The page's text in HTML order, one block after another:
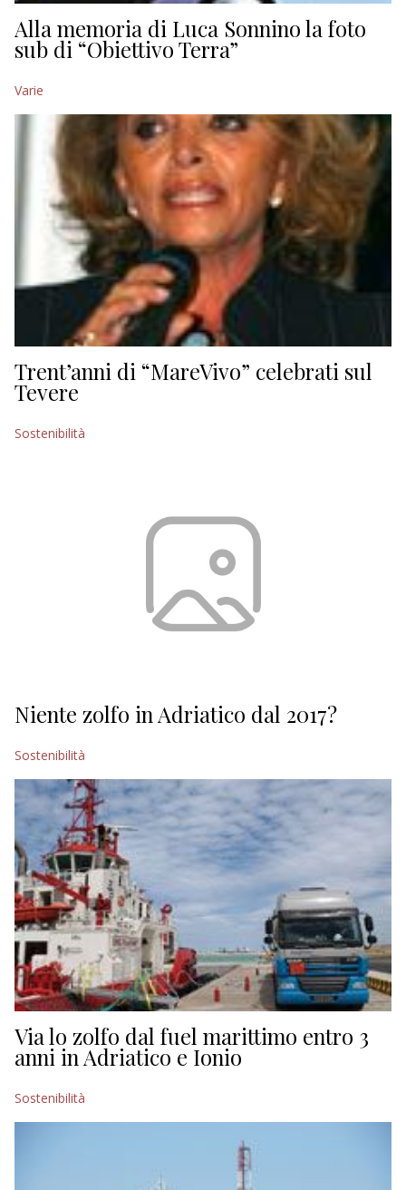
Alla memoria di Luca Sonnino la foto
sub di “Obiettivo Terra”
Varie
Trent’anni di “MareVivo” celebrati sul
Tevere
Sostenibilità
Niente zolfo in Adriatico dal 2017?
Sostenibilità
Via lo zolfo dal fuel marittimo entro 3
anni in Adriatico e Ionio
Sostenibilità